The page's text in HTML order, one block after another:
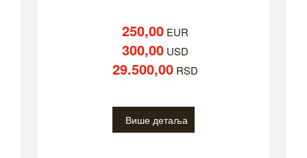
250,00 EUR
300,00 USD
29.500,00 RSD
Више детаља